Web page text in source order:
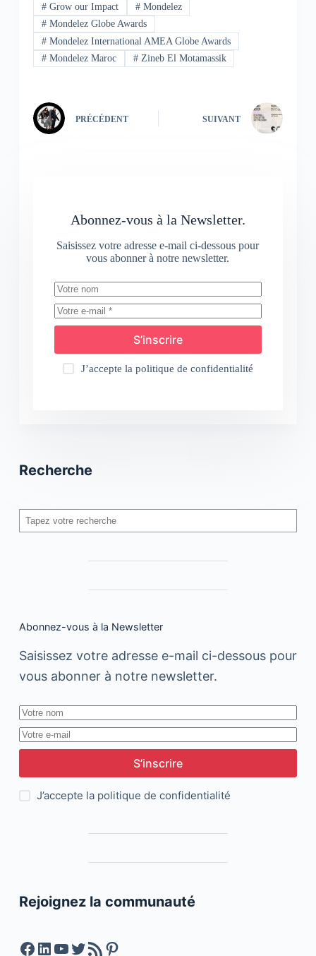
#Grow our Impact #Mondelez
#Mondelez Globe Awards
#Mondelez International AMEA Globe Awards
#Mondelez Maroc #Zineb El Motamassik
PRÉCÉDENT SUIVANT
Abonnez-vous à la Newsletter.
Saisissez votre adresse e-mail ci-dessous pour
vous abonner à notre newsletter.
S’inscrire
J’accepte la politique de confidentialité
Recherche
Rechercher
Abonnez-vous à la Newsletter
Saisissez votre adresse e-mail ci-dessous pour
vous abonner à notre newsletter.
S’inscrire
J’accepte la politique de confidentialité
Rejoignez la communauté
Facebook
LinkedIn
YouTube
Twitter
Feed RSSPinterest